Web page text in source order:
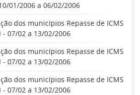
01/2006 a 06/02/2006
dos municípios Repasse de ICMS
- 07/02 a 13/02/2006
dos municípios Repasse de ICMS
- 07/02 a 13/02/2006
dos municípios Repasse de ICMS
- 07/02 a 13/02/2006